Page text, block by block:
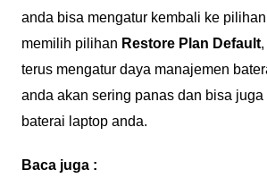
anda bisa mengatur kembali ke
memilih pilihan Restore Plan Default,
terus mengatur daya manajemen
anda akan sering panas dan bisa
baterai laptop anda.
Baca juga :